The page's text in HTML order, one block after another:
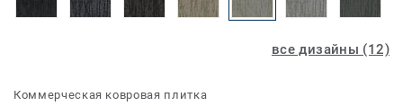
все дизайны (12)
Коммерческая ковровая плитка